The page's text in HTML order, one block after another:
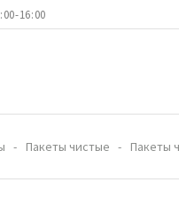
16:00
Пакеты чистые Пакеты